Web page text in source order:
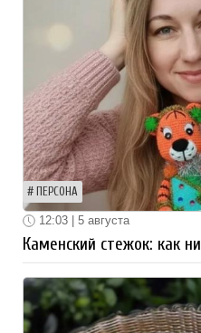
ПЕРСОНА
12:03 | 5 августа
Каменский стежок: как